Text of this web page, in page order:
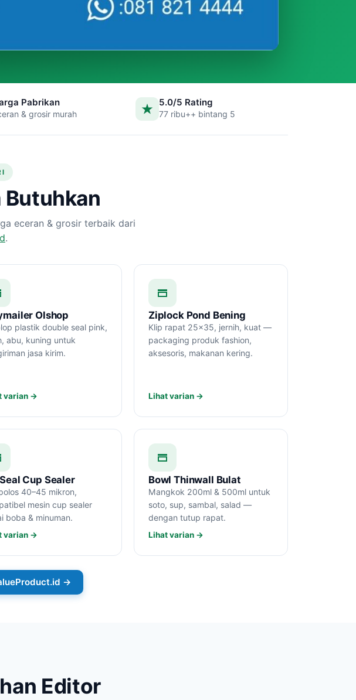
Pabrikan
& grosir murah
5.0/5 Rating
77 ribu++ bintang 5
Butuhkan
eceran & grosir terbaik dari
.
Olshop
plastik double seal pink,
abu, kuning untuk
jasa kirim.
varian →
Ziplock Pond Bening
Klip rapat 25×35, jernih, kuat —
packaging produk fashion,
aksesoris, makanan kering.
Lihat varian →
Cup Sealer
40–45 mikron,
mesin cup sealer
boba & minuman.
varian →
Bowl Thinwall Bulat
Mangkok 200ml & 500ml untuk
soto, sup, sambal, salad —
dengan tutup rapat.
Lihat varian →
→
Editor